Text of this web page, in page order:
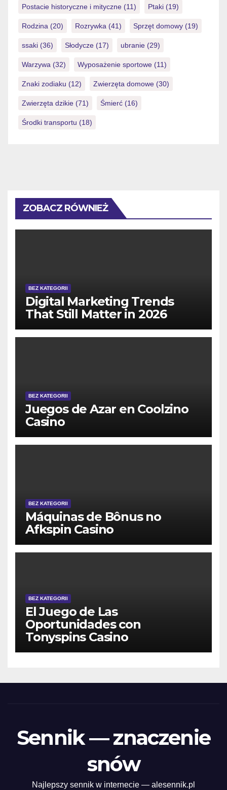
Postacie historyczne i mityczne (11) Ptaki (19)
Rodzina (20) Rozrywka (41) Sprzęt domowy (19)
ssaki (36) Słodycze (17) ubranie (29)
Warzywa (32) Wyposażenie sportowe (11)
Znaki zodiaku (12) Zwierzęta domowe (30)
Zwierzęta dzikie (71) Śmierć (16)
Środki transportu (18)
ZOBACZ RÓWNIEŻ
BEZ KATEGORII
Digital Marketing Trends
That Still Matter in 2026
BEZ KATEGORII
Juegos de Azar en Coolzino
Casino
BEZ KATEGORII
Máquinas de Bônus no
Afkspin Casino
BEZ KATEGORII
El Juego de Las
Oportunidades con
Tonyspins Casino
Sennik — znaczenie
snów
Najlepszy sennik w internecie — alesennik.pl